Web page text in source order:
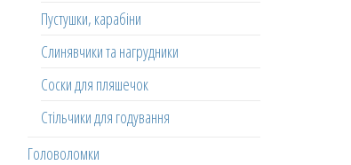
Пустушки, карабіни
Слинявчики та нагрудники
Соски для пляшечок
Стільчики для годування
Головоломки